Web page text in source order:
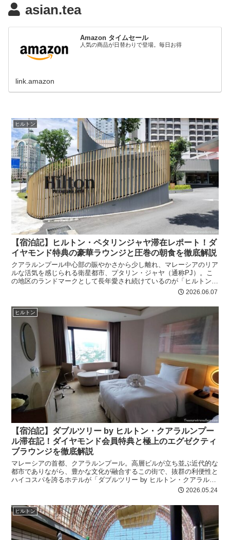
asian.tea
Amazon タイムセール
人気の商品が日替わりで登場。毎日お得
link.amazon
ヒルトン
【宿泊記】ヒルトン・ペタリンジャヤ滞在レポート！ダ
イヤモンド特典の豪華ラウンジと圧巻の朝食を徹底解説
クアラルンプール中心部の賑やかさから少し離れ、マレーシアのリア
ルな活気を感じられる衛星都市、プタリン・ジャヤ（通称PJ）。こ
の地区のランドマークとして長年愛され続けているのが「ヒルトン・
2026.06.07
ヒルトン
【宿泊記】ダブルツリー by ヒルトン・クアラルンプー
ル滞在記！ダイヤモンド会員特典と極上のエグゼクティ
ブラウンジを徹底解説
マレーシアの首都、クアラルンプール。高層ビルが立ち並ぶ近代的な
都市でありながら、豊かな文化が融合するこの街で、抜群の利便性と
ハイコスパを誇るホテルが「ダブルツリー by ヒルトン・クアラルン
2026.05.24
ヒルトン